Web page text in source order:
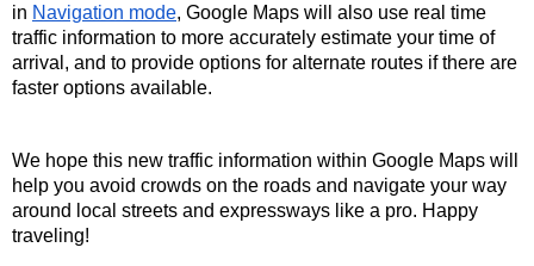
in Navigation mode, Google Maps will also use real time
traffic information to more accurately estimate your time of
arrival, and to provide options for alternate routes if there are
faster options available.
We hope this new traffic information within Google Maps will
help you avoid crowds on the roads and navigate your way
around local streets and expressways like a pro. Happy
traveling!